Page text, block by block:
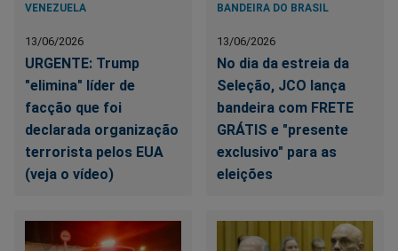
VENEZUELA
13/06/2026
URGENTE: Trump
"elimina" líder de
facção que foi
declarada organização
terrorista pelos EUA
(veja o vídeo)
BANDEIRA DO BRASIL
13/06/2026
No dia da estreia da
Seleção, JCO lança
bandeira com FRETE
GRÁTIS e "presente
exclusivo" para as
eleições